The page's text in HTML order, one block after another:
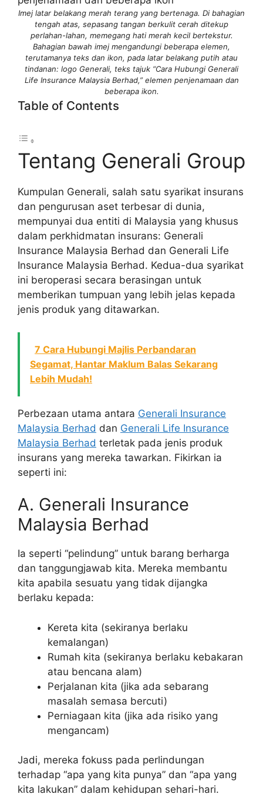
Imej latar belakang merah terang yang bertenaga. Di bahagian
tengah atas, sepasang tangan berkulit cerah ditekup
perlahan-lahan, memegang hati merah kecil bertekstur.
Bahagian bawah imej mengandungi beberapa elemen,
terutamanya teks dan ikon, pada latar belakang putih atau
tindanan: logo Generali, teks tajuk “Cara Hubungi Generali
Life Insurance Malaysia Berhad,” elemen penjenamaan dan
beberapa ikon.
Table of Contents
Tentang Generali Group
Kumpulan Generali, salah satu syarikat insurans
dan pengurusan aset terbesar di dunia,
mempunyai dua entiti di Malaysia yang khusus
dalam perkhidmatan insurans: Generali
Insurance Malaysia Berhad dan Generali Life
Insurance Malaysia Berhad. Kedua-dua syarikat
ini beroperasi secara berasingan untuk
memberikan tumpuan yang lebih jelas kepada
jenis produk yang ditawarkan.
7 Cara Hubungi Majlis Perbandaran
Segamat, Hantar Maklum Balas Sekarang
Lebih Mudah!
Perbezaan utama antara Generali Insurance
Malaysia Berhad dan Generali Life Insurance
Malaysia Berhad terletak pada jenis produk
insurans yang mereka tawarkan. Fikirkan ia
seperti ini:
A. Generali Insurance
Malaysia Berhad
Ia seperti “pelindung” untuk barang berharga
dan tanggungjawab kita. Mereka membantu
kita apabila sesuatu yang tidak dijangka
berlaku kepada:
Kereta kita (sekiranya berlaku
kemalangan)
Rumah kita (sekiranya berlaku kebakaran
atau bencana alam)
Perjalanan kita (jika ada sebarang
masalah semasa bercuti)
Perniagaan kita (jika ada risiko yang
mengancam)
Jadi, mereka fokuss pada perlindungan
terhadap “apa yang kita punya” dan “apa yang
kita lakukan” dalam kehidupan sehari-hari.